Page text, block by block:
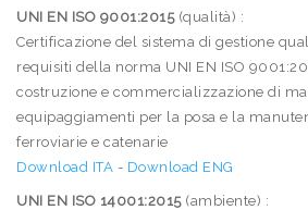
UNI EN ISO 9001:2015(qualità) :
Certificazione del sistema di gestione
requisiti della norma UNI EN ISO
costruzione e commercializzazione di
equipaggiamenti per la posa e la
ferroviarie e catenarie
Download ITA - Download ENG
UNI EN ISO 14001:2015(ambiente) :